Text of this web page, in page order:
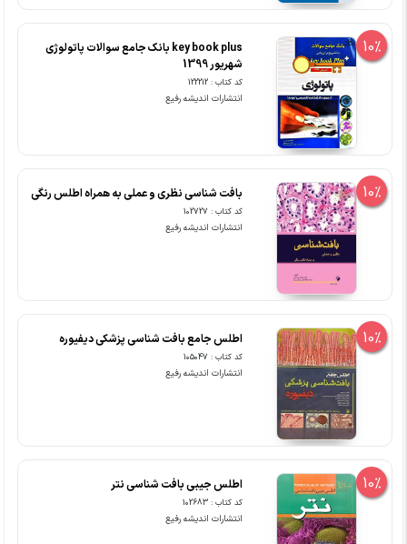
10%
key book plus بانک جامع سوالات پاتولوژی
شهریور 1399
کد کتاب : 122212
انتشارات اندیشه رفیع
10% بافت شناسی نظری و عملی به همراه اطلس رنگی
کد کتاب : 102727
انتشارات اندیشه رفیع
10% اطلس جامع بافت شناسی پزشکی دیفیوره
کد کتاب : 105047
انتشارات اندیشه رفیع
10% اطلس جیبی بافت شناسی نتر
کد کتاب : 102683
انتشارات اندیشه رفیع